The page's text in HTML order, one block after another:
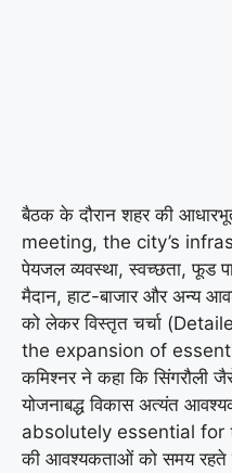
बैठक के दौरान शहर की
meeting, the city’s
पेयजल व्यवस्था, स्वच्छता, फूड
मैदान, हाट-बाजार और अन्य
को लेकर विस्तृत चर्चा
the expansion of
कमिश्नर ने कहा कि सिंगरौली
योजनाबद्ध विकास अत्यंत
absolutely essential for
की आवश्यकताओं को समय